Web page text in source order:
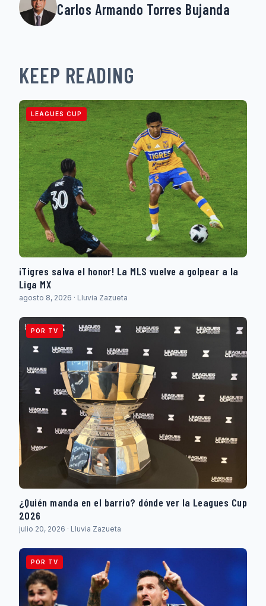
Carlos Armando Torres Bujanda
KEEP READING
LEAGUES CUP
¡Tigres salva el honor! La MLS vuelve a golpear a la
Liga MX
agosto 8, 2026 · Lluvia Zazueta
POR TV
¿Quién manda en el barrio? dónde ver la Leagues Cup
2026
julio 20, 2026 · Lluvia Zazueta
POR TV